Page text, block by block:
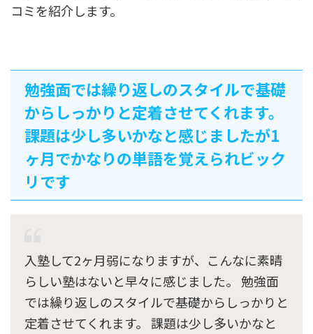
コミを紹介します。
勉強面では繰り返しのスタイルで基礎
からしっかりと定着させてくれます。
課題は少し多いかなと感じましたが1
ヶ月でかなりの単語を覚えられビック
リです
入塾して2ヶ月弱になりますが、こんなに素晴
らしい塾はないと早々に感じました。 勉強面
では繰り返しのスタイルで基礎からしっかりと
定着させてくれます。 課題は少し多いかなと